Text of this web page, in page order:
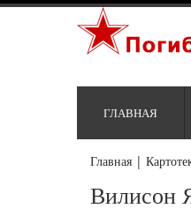
ГЛАВНАЯ
Главная |
Вилисон